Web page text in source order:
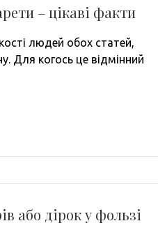
– цікаві факти
людей обох статей,
Для когось це відмінний
або дірок у фользі